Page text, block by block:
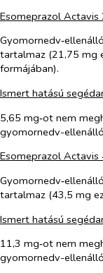
Esomeprazol
tartalmaz (21,75 mg
formájában).
Ismert hatású
5,65 mg‑ot nem
gyomornedv-
Esomeprazol
tartalmaz (43,5 mg
Ismert hatású
11,3 mg‑ot nem
gyomornedv-